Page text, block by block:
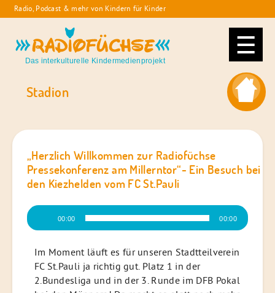
Skip
to
Radio, Podcast & mehr von Kindern für Kinder
Radiofüchse
Das interkulturelle Kindermedienprojekt
Stadion
„Herzlich Willkommen zur Radiofüchse
Pressekonferenz am Millerntor“- Ein Besuch bei
den Kiezhelden vom FC St.Pauli
Audio-
Player
00:00 00:00
Im Moment läuft es für unseren Stadtteilverein
FC St.Pauli ja richtig gut. Platz 1 in der
2.Bundesliga und in der 3. Runde im DFB Pokal